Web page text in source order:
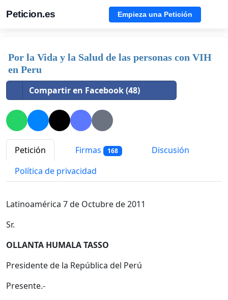
Peticion.es Empieza una Petición
Por la Vida y la Salud de las personas con VIH
en Peru
Compartir en Facebook (48)
Petición Firmas 168
Discusión
Política de privacidad
Latinoamérica 7 de Octubre de 2011
Sr.
OLLANTA HUMALA TASSO
Presidente de la República del Perú
Presente.-